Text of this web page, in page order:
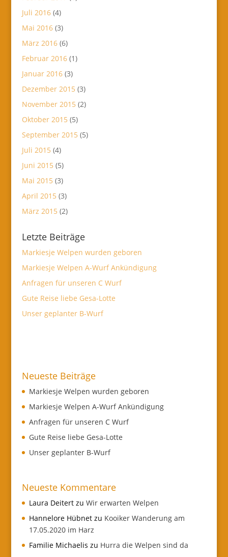
Juli 2016(4)
Mai 2016(3)
März 2016(6)
Februar 2016(1)
Januar 2016(3)
Dezember 2015 (3)
November 2015 (2)
Oktober 2015 (5)
September 2015 (5)
Juli 2015 (4)
Juni 2015 (5)
Mai 2015 (3)
April 2015 (3)
März 2015 (2)
Letzte Beiträge
Markiesje Welpen wurden geboren
Markiesje Welpen A-Wurf Ankündigung
Anfragen für unseren C Wurf
Gute Reise liebe Gesa-Lotte
Unser geplanter B-Wurf
Neueste Beiträge
Markiesje Welpen wurden geboren
Markiesje Welpen A-Wurf Ankündigung
Anfragen für unseren C Wurf
Gute Reise liebe Gesa-Lotte
Unser geplanter B-Wurf
Neueste Kommentare
Laura Deitertzu Wir erwarten Welpen
Hannelore Hübnetzu Kooiker Wanderung am
17.05.2020 im Harz
Familie Michaelis zu Hurra die Welpen sind da